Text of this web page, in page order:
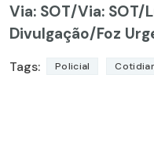
Via: SOT/Via: SOT/
Divulgação/Foz
Tags: Policial